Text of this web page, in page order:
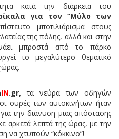
κατά την διάρκεια του
για τον “Μύλο των
μποτιλιάρισμα στους
της πόλης, αλλά και στην
μπροστά από το πάρκο
το μεγαλύτερο θεματικό
IN.gr, τα νεύρα των οδηγών
ουρές των αυτοκινήτων ήταν
την διάνυση μιας απόστασης
αρκετά λεπτά της ώρας, με την
να χτυπούν “κόκκινο”!